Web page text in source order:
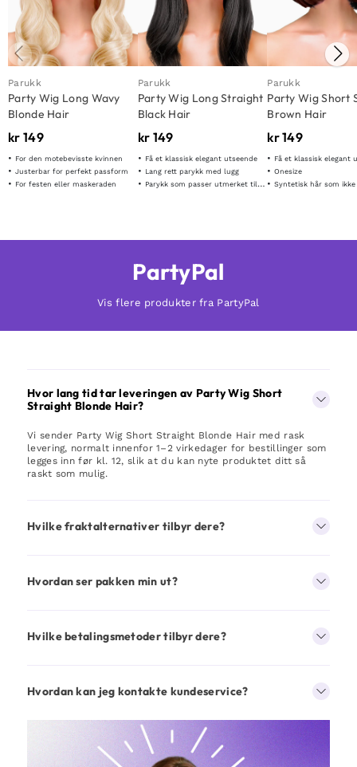
Parukk
Party Wig Long Wavy
Blonde Hair
kr 149
For den motebevisste kvinnen
Justerbar for perfekt passform
For festen eller maskeraden
Parukk
Party Wig Long Straight
Black Hair
kr 149
Få et klassisk elegant utseende
Lang rett parykk med lugg
Parykk som passer utmerket til ulike formål
Parukk
Party Wig Short
Brown Hair
kr149
Få et klassisk elegant
Onesize
Syntetisk hår som ikke
PartyPal
Vis flere produkter fra PartyPal
Hvor lang tid tar leveringen av Party Wig Short
Straight Blonde Hair?
Vi sender Party Wig Short Straight Blonde Hair med rask
levering, normalt innenfor 1–2 virkedager for bestillinger som
legges inn før kl. 12, slik at du kan nyte produktet ditt så
raskt som mulig.
Hvilke fraktalternativer tilbyr dere?
Hvordan ser pakken min ut?
Hvilke betalingsmetoder tilbyr dere?
Hvordan kan jeg kontakte kundeservice?